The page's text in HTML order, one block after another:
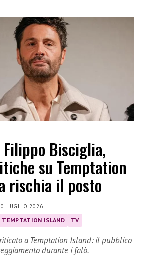
Bisciglia,
su Temptation
rischia il posto
LUGLIO 2026
TEMPTATION ISLAND TV
a Temptation Island: il pubblico
durante i falò.